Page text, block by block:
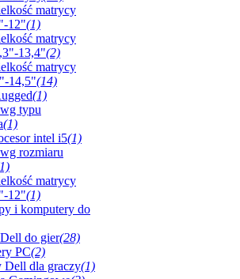
matrycy
12"(1)
matrycy
13,4"(2)
matrycy
14,5"(14)
(1)
typu
(1)
intel i5(1)
rozmiaru
matrycy
12"(1)
i komputery do
do gier(28)
PC(2)
Dell dla graczy(1)